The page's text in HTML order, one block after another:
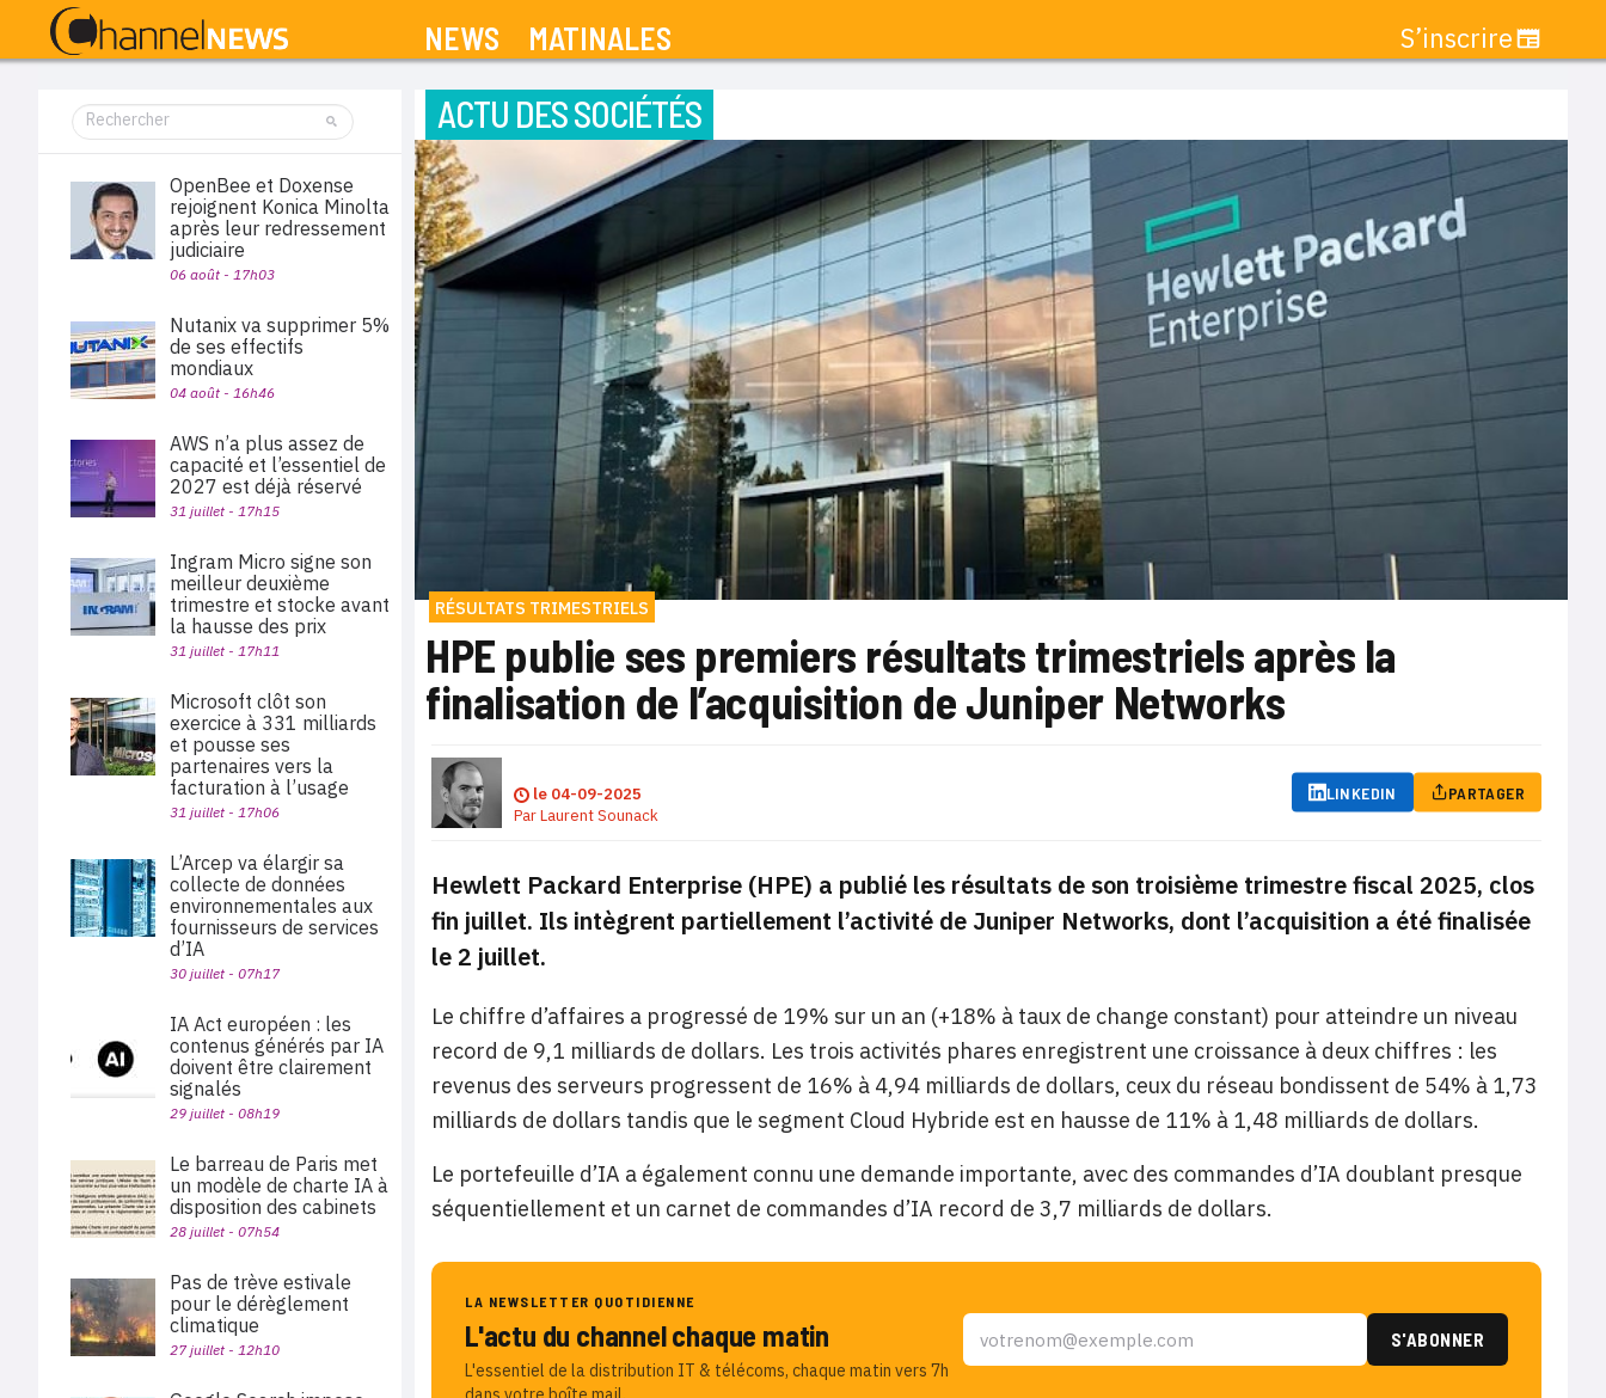
NEWS MATINALES S’inscrire
ACTU DES SOCIÉTÉS
RÉSULTATS TRIMESTRIELS
HPE publie ses premiers résultats trimestriels après la
finalisation de l’acquisition de Juniper Networks
le 04-09-2025
ParLaurent Sounack
LINKEDIN PARTAGER
Hewlett Packard Enterprise (HPE) a publié les résultats de son troisième trimestre fiscal 2025, clos
fin juillet. Ils intègrent partiellement l’activité de Juniper Networks, dont l’acquisition a été finalisée
le 2 juillet.
Le chiffre d’affaires a progressé de 19% sur un an (+18% à taux de change constant) pour atteindre un niveau
record de 9,1 milliards de dollars. Les trois activités phares enregistrent une croissance à deux chiffres : les
revenus des serveurs progressent de 16% à 4,94 milliards de dollars, ceux du réseau bondissent de 54% à 1,73
milliards de dollars tandis que le segment Cloud Hybride est en hausse de 11% à 1,48 milliards de dollars.
Le portefeuille d’IA a également connu une demande importante, avec des commandes d’IA doublant presque
séquentiellement et un carnet de commandes d’IA record de 3,7 milliards de dollars.
LA NEWSLETTER QUOTIDIENNE
L'actu du channel chaque matin
L'essentiel de la distribution IT & télécoms, chaque matin vers 7h
OpenBee et Doxense
rejoignent Konica Minolta
après leur redressement
judiciaire
06 août - 17h03
Nutanix va supprimer 5%
de ses effectifs
mondiaux
04 août - 16h46
AWS n’a plus assez de
capacité et l’essentiel de
2027 est déjà réservé
31 juillet - 17h15
Ingram Micro signe son
meilleur deuxième
trimestre et stocke avant
la hausse des prix
31 juillet - 17h11
Microsoft clôt son
exercice à 331 milliards
et pousse ses
partenaires vers la
facturation à l’usage
31 juillet - 17h06
L’Arcep va élargir sa
collecte de données
environnementales aux
fournisseurs de services
d’IA
30 juillet - 07h17
IA Act européen : les
contenus générés par IA
doivent être clairement
signalés
29 juillet - 08h19
Le barreau de Paris met
un modèle de charte IA à
disposition des cabinets
28 juillet - 07h54
Pas de trève estivale
pour le dérèglement
climatique
27 juillet - 12h10